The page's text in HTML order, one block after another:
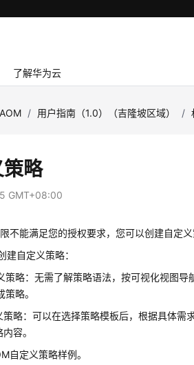
了解华为云
/ 用户指南（1.0）（吉隆坡区域） /
略
GMT+08:00
不能满足您的授权要求，您可以创建自定义
建自定义策略：
策略：无需了解策略语法，按可视化视图
略。
略：可以在选择策略模板后，根据具体需
容。
自定义策略样例。